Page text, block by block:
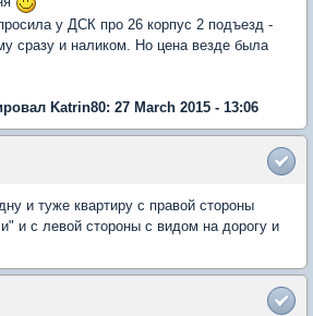
у ДСК про 26 корпус 2 подъезд -
сразу и наликом. Но цена везде была
Katrin80: 27 March 2015 - 13:06
и туже квартиру с правой стороны
и с левой стороны с видом на дорогу и